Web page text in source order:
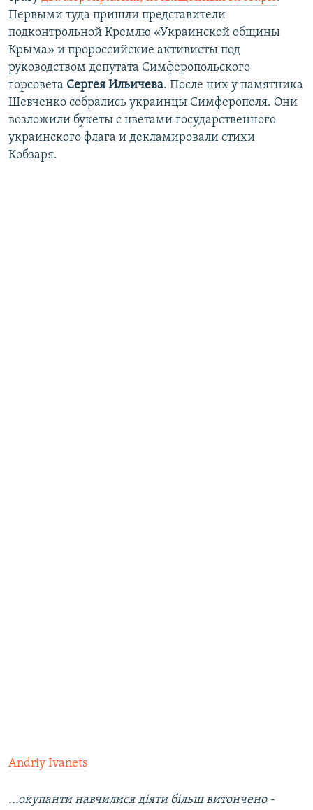
Первыми туда пришли представители
подконтрольной Кремлю «Украинской общины
Крыма» и пророссийские активисты под
руководством депутата Симферопольского
горсовета Сергея Ильичева. После них у памятника
Шевченко собрались украинцы Симферополя. Они
возложили букеты с цветами государственного
украинского флага и декламировали стихи
Кобзаря.
Andriy Ivanets
...окупанти навчилися діяти більш витончено -